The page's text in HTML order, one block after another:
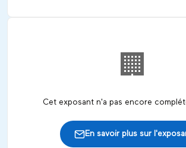
🏢
Cet exposant n'a pas encore
En savoir plus sur